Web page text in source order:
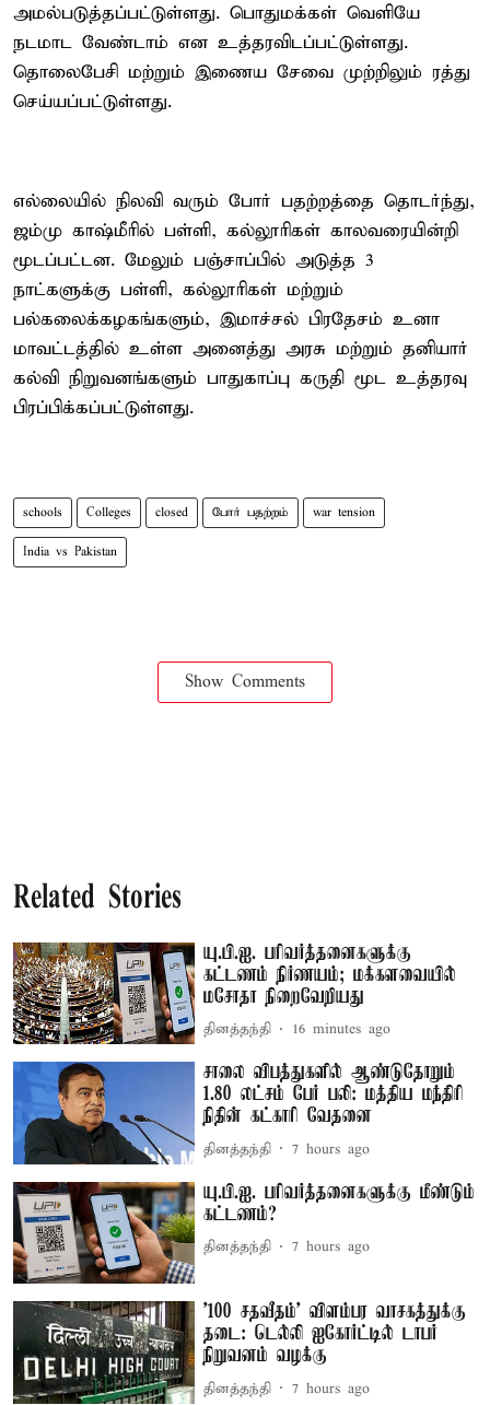
அமல்படுத்தப்பட்டுள்ளது. பொதுமக்கள் வெளியே
நடமாட வேண்டாம் என உத்தரவிடப்பட்டுள்ளது.
தொலைபேசி மற்றும் இணைய சேவை முற்றிலும் ரத்து
செய்யப்பட்டுள்ளது.
எல்லையில் நிலவி வரும் போர் பதற்றத்தை தொடர்ந்து,
ஜம்மு காஷ்மீரில் பள்ளி, கல்லூரிகள் காலவரையின்றி
மூடப்பட்டன. மேலும் பஞ்சாப்பில் அடுத்த 3
நாட்களுக்கு பள்ளி, கல்லூரிகள் மற்றும்
பல்கலைக்கழகங்களும், இமாச்சல் பிரதேசம் உனா
மாவட்டத்தில் உள்ள அனைத்து அரசு மற்றும் தனியார்
கல்வி நிறுவனங்களும் பாதுகாப்பு கருதி மூட உத்தரவு
பிரப்பிக்கப்பட்டுள்ளது.
schools Colleges closed போர் பதற்றம் war tension
India vs Pakistan
Show Comments
Related Stories
யு.பி.ஐ. பரிவர்த்தனைகளுக்கு
கட்டணம் நிர்ணயம்; மக்களவையில்
மசோதா நிறைவேறியது
தினத்தந்தி 16 minutes ago
சாலை விபத்துகளில் ஆண்டுதோறும்
1.80 லட்சம் பேர் பலி: மத்திய மந்திரி
நிதின் கட்காரி வேதனை
தினத்தந்தி 7 hours ago
யு.பி.ஐ. பரிவர்த்தனைகளுக்கு மீண்டும்
கட்டணம்?
தினத்தந்தி 7 hours ago
'100 சதவீதம்' விளம்பர வாசகத்துக்கு
தடை: டெல்லி ஐகோர்ட்டில் டாபர்
நிறுவனம் வழக்கு
தினத்தந்தி 7 hours ago